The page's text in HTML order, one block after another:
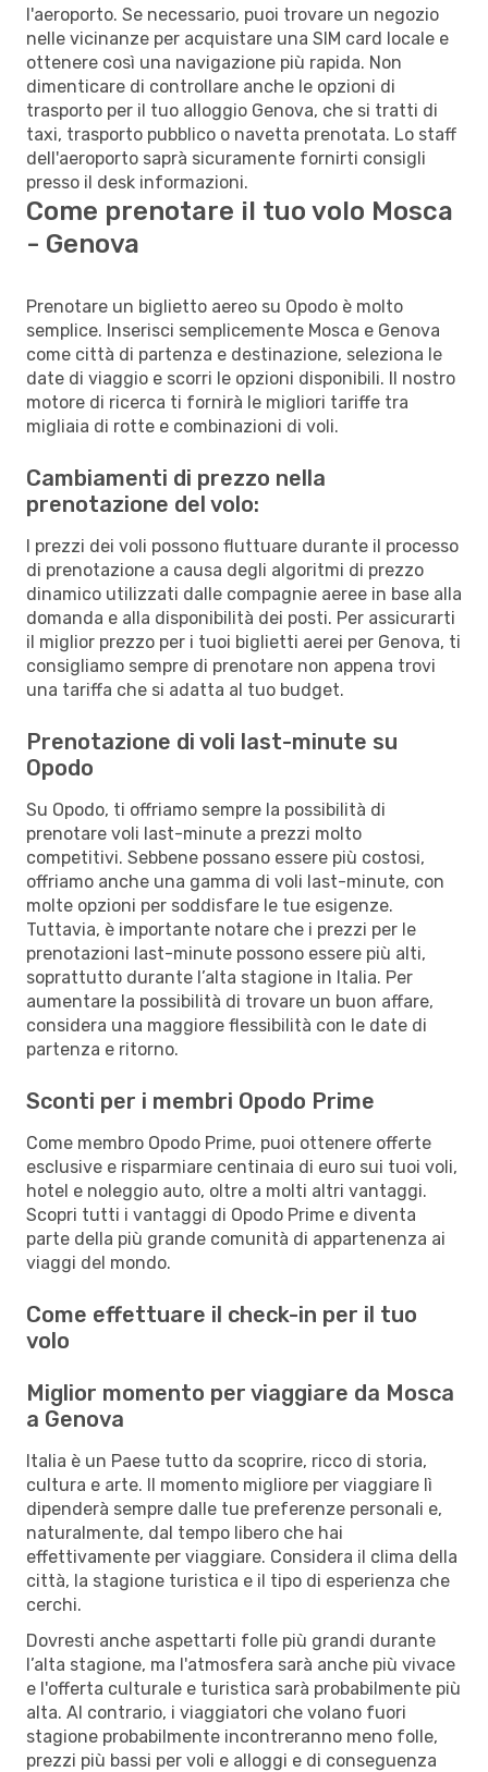
l'aeroporto. Se necessario, puoi trovare un negozio
nelle vicinanze per acquistare una SIM card locale e
ottenere così una navigazione più rapida. Non
dimenticare di controllare anche le opzioni di
trasporto per il tuo alloggio Genova, che si tratti di
taxi, trasporto pubblico o navetta prenotata. Lo staff
dell'aeroporto saprà sicuramente fornirti consigli
presso il desk informazioni.
Come prenotare il tuo volo Mosca
- Genova
Prenotare un biglietto aereo su Opodo è molto
semplice. Inserisci semplicemente Mosca e Genova
come città di partenza e destinazione, seleziona le
date di viaggio e scorri le opzioni disponibili. Il nostro
motore di ricerca ti fornirà le migliori tariffe tra
migliaia di rotte e combinazioni di voli.
Cambiamenti di prezzo nella
prenotazione del volo:
I prezzi dei voli possono fluttuare durante il processo
di prenotazione a causa degli algoritmi di prezzo
dinamico utilizzati dalle compagnie aeree in base alla
domanda e alla disponibilità dei posti. Per assicurarti
il miglior prezzo per i tuoi biglietti aerei per Genova, ti
consigliamo sempre di prenotare non appena trovi
una tariffa che si adatta al tuo budget.
Prenotazione di voli last-minute su
Opodo
Su Opodo, ti offriamo sempre la possibilità di
prenotare voli last-minute a prezzi molto
competitivi. Sebbene possano essere più costosi,
offriamo anche una gamma di voli last-minute, con
molte opzioni per soddisfare le tue esigenze.
Tuttavia, è importante notare che i prezzi per le
prenotazioni last-minute possono essere più alti,
soprattutto durante l’alta stagione in Italia. Per
aumentare la possibilità di trovare un buon affare,
considera una maggiore flessibilità con le date di
partenza e ritorno.
Sconti per i membri Opodo Prime
Come membro Opodo Prime, puoi ottenere offerte
esclusive e risparmiare centinaia di euro sui tuoi voli,
hotel e noleggio auto, oltre a molti altri vantaggi.
Scopri tutti i vantaggi di Opodo Prime e diventa
parte della più grande comunità di appartenenza ai
viaggi del mondo.
Come effettuare il check-in per il tuo
volo
Miglior momento per viaggiare da Mosca
a Genova
Italia è un Paese tutto da scoprire, ricco di storia,
cultura e arte. Il momento migliore per viaggiare lì
dipenderà sempre dalle tue preferenze personali e,
naturalmente, dal tempo libero che hai
effettivamente per viaggiare. Considera il clima della
città, la stagione turistica e il tipo di esperienza che
cerchi.
Dovresti anche aspettarti folle più grandi durante
l’alta stagione, ma l'atmosfera sarà anche più vivace
e l'offerta culturale e turistica sarà probabilmente più
alta. Al contrario, i viaggiatori che volano fuori
stagione probabilmente incontreranno meno folle,
prezzi più bassi per voli e alloggi e di conseguenza